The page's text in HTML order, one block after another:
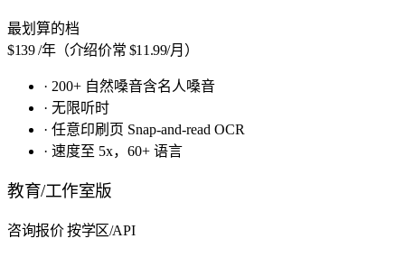
最划算的档
$139/年（介绍价常 $11.99/月）
· 200+ 自然嗓音含名人嗓音
· 无限听时
· 任意印刷页 Snap-and-read OCR
· 速度至 5x，60+ 语言
教育/工作室版
咨询报价按学区/API